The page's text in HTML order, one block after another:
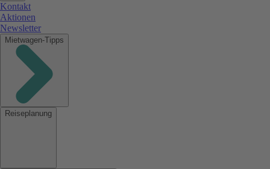
Kontakt
Aktionen
Newsletter
Mietwagen-Tipps
Reiseplanung